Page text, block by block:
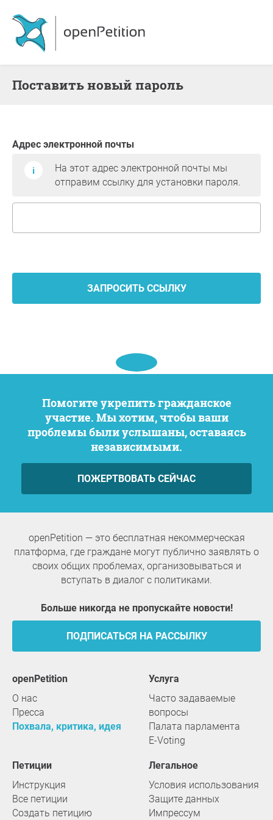
Поставить новый пароль
Адрес электронной почты
На этот адрес электронной почты мы
отправим ссылку для установки пароля.
ЗАПРОСИТЬ ССЫЛКУ
Помогите укрепить гражданское
участие. Мы хотим, чтобы ваши
проблемы были услышаны, оставаясь
независимыми.
ПОЖЕРТВОВАТЬ СЕЙЧАС
openPetition — это бесплатная некоммерческая
платформа, где граждане могут публично заявлять о
своих общих проблемах, организовываться и
вступать в диалог с политиками.
Больше никогда не пропускайте новости!
ПОДПИСАТЬСЯ НА РАССЫЛКУ
openPetition
О нас
Пресса
Похвала, критика, идея
услуга
Часто задаваемые
вопросы
Палата парламента
E-Voting
Петиции
Инструкция
Все петиции
Создать петицию
Легальное
Условия использования
Защите данных
Импрессум